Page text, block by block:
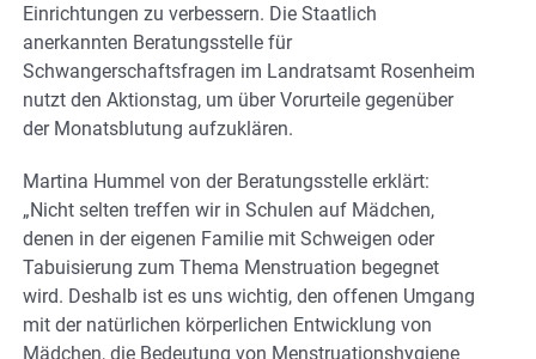
Einrichtungen zu verbessern. Die Staatlich
anerkannten Beratungsstelle für
Schwangerschaftsfragen im Landratsamt Rosenheim
nutzt den Aktionstag, um über Vorurteile gegenüber
der Monatsblutung aufzuklären.
Martina Hummel von der Beratungsstelle erklärt:
„Nicht selten treffen wir in Schulen auf Mädchen,
denen in der eigenen Familie mit Schweigen oder
Tabuisierung zum Thema Menstruation begegnet
wird. Deshalb ist es uns wichtig, den offenen Umgang
mit der natürlichen körperlichen Entwicklung von
Mädchen, die Bedeutung von Menstruationshygiene